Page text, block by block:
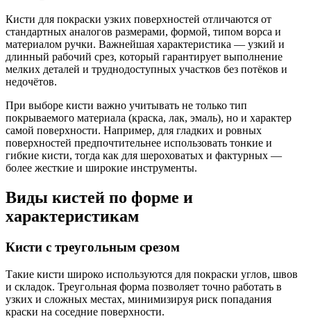
Кисти для покраски узких поверхностей отличаются от
стандартных аналогов размерами, формой, типом ворса и
материалом ручки. Важнейшая характеристика — узкий и
длинный рабочий срез, который гарантирует выполнение
мелких деталей и труднодоступных участков без потёков и
недочётов.
При выборе кисти важно учитывать не только тип
покрываемого материала (краска, лак, эмаль), но и характер
самой поверхности. Например, для гладких и ровных
поверхностей предпочтительнее использовать тонкие и
гибкие кисти, тогда как для шероховатых и фактурных —
более жесткие и широкие инструменты.
Виды кистей по форме и
характеристикам
Кисти с треугольным срезом
Такие кисти широко используются для покраски углов, швов
и складок. Треугольная форма позволяет точно работать в
узких и сложных местах, минимизируя риск попадания
краски на соседние поверхности.